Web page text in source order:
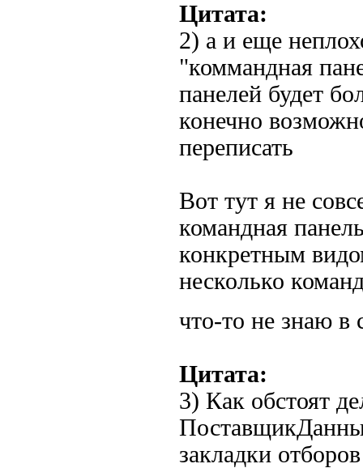
Цитата:
2) а и еще
"коммандная
панелей будет
конечно
переписать
Вот тут я не
командная
конкретным
несколько
что-то не знаю
Цитата:
3) Как обстоят
закладки отборов